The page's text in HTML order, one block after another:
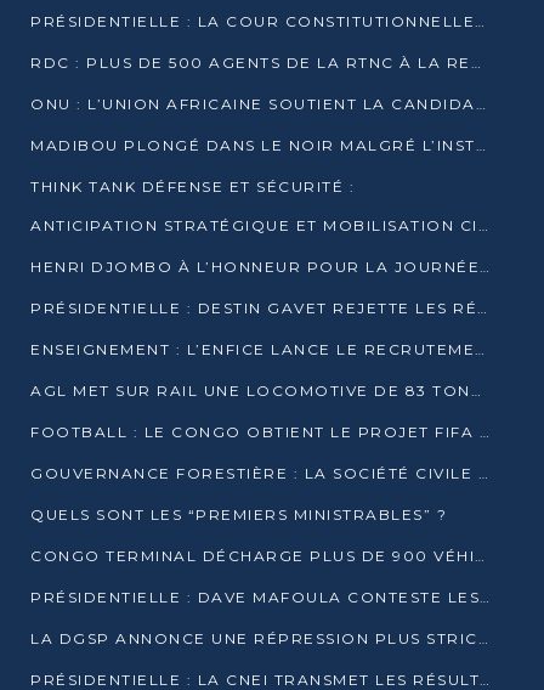
PRÉSIDENTIELLE : LA COUR CONSTITUTIONNELLE CONFIRME LA VICTOIRE DE SASSOU NGUESSO AVEC 94,90 % DES SUFFRAGES
RDC : PLUS DE 500 AGENTS DE LA RTNC À LA RETRAITE, UNE PAGE SE TOURNE
ONU : L’UNION AFRICAINE SOUTIENT LA CANDIDATURE DE MACKY SALL
MADIBOU PLONGÉ DANS LE NOIR MALGRÉ L’INSTALLATION D’UN NOUVEAU TRANSFORMATEUR
THINK TANK DÉFENSE ET SÉCURITÉ :
ANTICIPATION STRATÉGIQUE ET MOBILISATION CITOYENNE POUR NOTRE SOUVERAINETÉ NATIONALE
HENRI DJOMBO À L’HONNEUR POUR LA JOURNÉE MONDIALE DU THÉÂTRE
PRÉSIDENTIELLE : DESTIN GAVET REJETTE LES RÉSULTATS ET APPELLE À UN DIALOGUE NATIONAL
ENSEIGNEMENT : L’ENFICE LANCE LE RECRUTEMENT DE SA PREMIÈRE PROMOTION DE PROFESSEURS DES ÉCOLES
AGL MET SUR RAIL UNE LOCOMOTIVE DE 83 TONNES À POINTE-NOIRE
FOOTBALL : LE CONGO OBTIENT LE PROJET FIFA ARENA POUR SES 15 DÉPARTEMENTS
GOUVERNANCE FORESTIÈRE : LA SOCIÉTÉ CIVILE CONGOLAISE AFFICHE SES PRIORITÉS POUR 2026
QUELS SONT LES “PREMIERS MINISTRABLES” ?
CONGO TERMINAL DÉCHARGE PLUS DE 900 VÉHICULES EN QUELQUES HEURES
PRÉSIDENTIELLE : DAVE MAFOULA CONTESTE LES RÉSULTATS PROVISOIRES
LA DGSP ANNONCE UNE RÉPRESSION PLUS STRICTE CONTRE LES MOTO-TAXIS
PRÉSIDENTIELLE : LA CNEI TRANSMET LES RÉSULTATS PROVISOIRES À LA COUR CONSTITUTIONNELLE